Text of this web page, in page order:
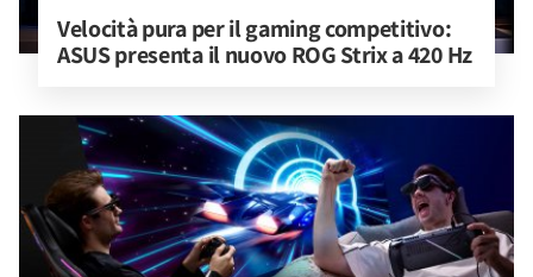
Velocità pura per il gaming competitivo:
ASUS presenta il nuovo ROG Strix a 420 Hz